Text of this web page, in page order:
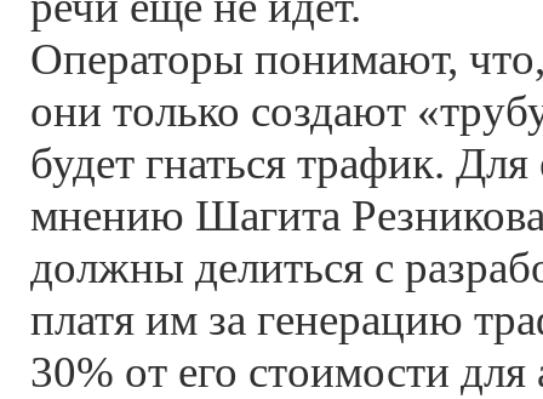
Операторы понимают,
они только создают
будет гнаться трафик.
мнению Шагита
должны делиться с
платя им за генерацию
30% от его стоимости для